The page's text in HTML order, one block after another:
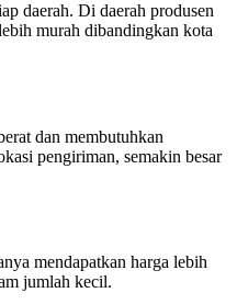
daerah. Di daerah produsen
murah dibandingkan kota
dan membutuhkan
pengiriman, semakin besar
mendapatkan harga lebih
jumlah kecil.